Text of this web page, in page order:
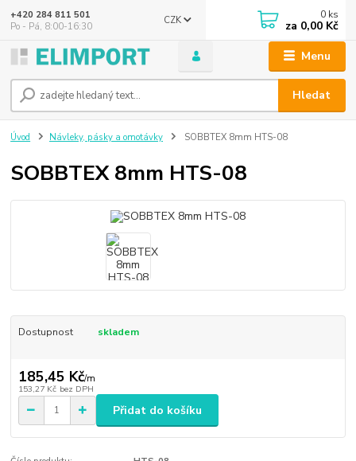
Menu
CZK
Hledat
+420 284 811 501
Po - Pá, 8:00-16:30
0 ks
za 0,00 Kč
Úvod Návleky, pásky a omotávky SOBBTEX 8mm HTS-08
SOBBTEX 8mm HTS-08
Dostupnost skladem
185,45 Kč/m
153,27 Kč bez DPH
Přidat do košíku